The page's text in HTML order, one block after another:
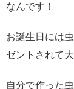
なんです！
お誕生日には
ゼントされて大
自分で作った